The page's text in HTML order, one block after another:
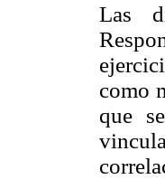
Las
como
que